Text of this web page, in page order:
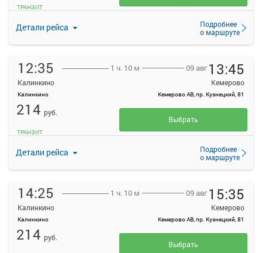
Детали рейса
Подробнее
о маршруте
ТРАНЗИТ
12:35
Калинкино
Калинкино
1 ч. 10 м 09 авг 13:45
Кемерово
Кемерово АВ, пр. Кузнецкий, 81
Детали рейса
Подробнее
о маршруте
214 руб.
ТРАНЗИТ
Выбрать
14:25
Калинкино
Калинкино
1 ч. 10 м 09 авг 15:35
Кемерово
Кемерово АВ, пр. Кузнецкий, 81
214 руб.
Выбрать